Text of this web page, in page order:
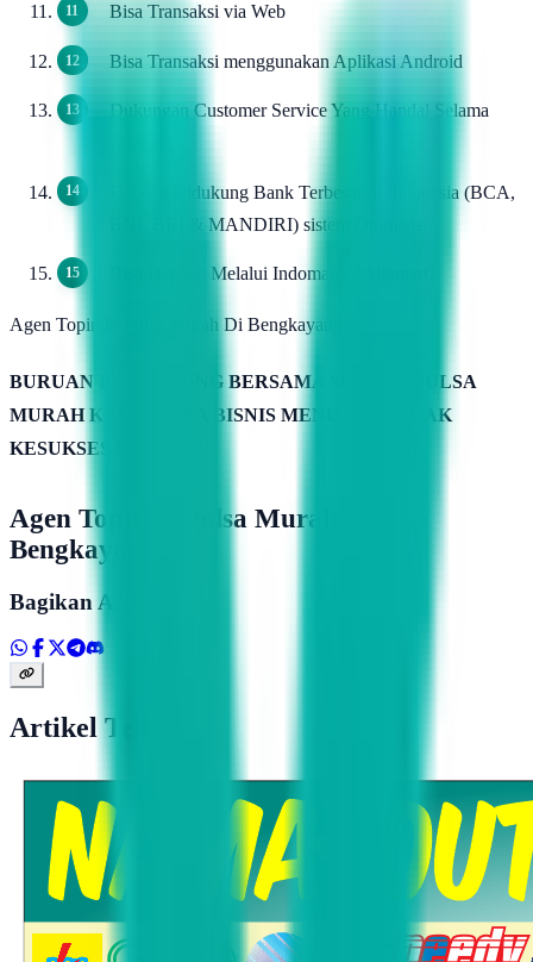
Bisa Transaksi via Web
Bisa Transaksi menggunakan Aplikasi Android
Dukungan Customer Service Yang Handal Selama
Deposit Didukung Bank Terbesar di Indonesia (BCA,
BNI, BRI & MANDIRI) sistem Otomatis.
Bisa Deposit Melalui Indomaret / Alfamart.
Agen Topindo Pulsa Murah Di Bengkayang
BURUAN BERGABUNG BERSAMA SERVER PULSA
MURAH KAMIMITRA BISNIS MENUJU PUNCAK
KESUKSESAN
Agen Topindo Pulsa Murah Di
Bengkayang
Bagikan Artikel
Artikel Terkait